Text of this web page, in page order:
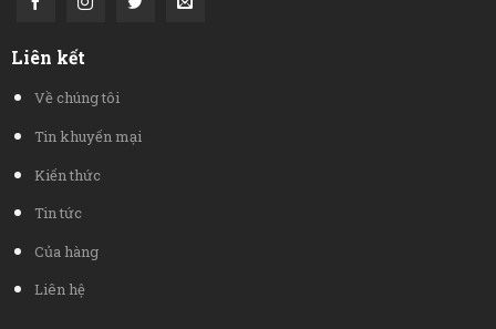
Liên kết
Về chúng tôi
Tin khuyến mại
Kiến thức
Tin tức
Của hàng
Liên hệ